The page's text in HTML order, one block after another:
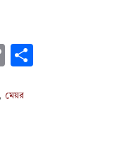
Copy
মেয়র